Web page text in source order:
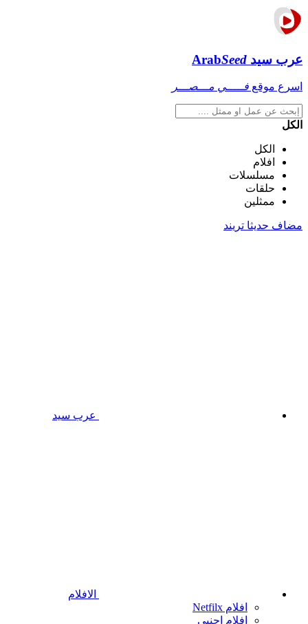
عرب سيد ArabSeed
اسرع موقع فـــــي مـــصـــر
الكل
الكل
افلام
مسلسلات
حلقات
ممثلين
مضاف حديثا تريند
عرب سيد
الافلام
افلام Netfilx
افلام اجنبي